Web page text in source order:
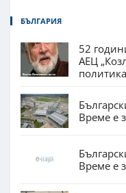
БЪЛГАРИЯ
52
АЕЦ
Време е
Време е